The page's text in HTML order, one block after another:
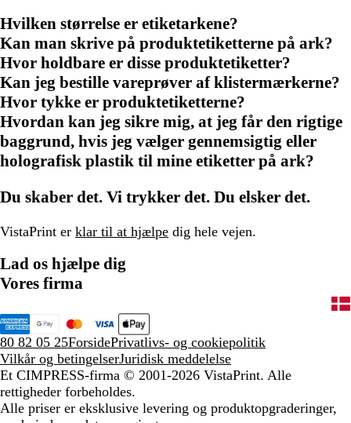
Hvilken størrelse er etiketarkene?
Kan man skrive på produktetiketterne på ark?
Hvor holdbare er disse produktetiketter?
Kan jeg bestille vareprøver af klistermærkerne?
Hvor tykke er produktetiketterne?
Hvordan kan jeg sikre mig, at jeg får den rigtige
baggrund, hvis jeg vælger gennemsigtig eller
holografisk plastik til mine etiketter på ark?
Du skaber det. Vi trykker det. Du elsker det.
VistaPrint er klar til at hjælpe dig hele vejen.
Lad os hjælpe dig
Vores firma
80 82 05 25ForsidePrivatlivs- og cookiepolitik
Vilkår og betingelserJuridisk meddelelse
Et CIMPRESS-firma © 2001-2026 VistaPrint. Alle
rettigheder forbeholdes.
Alle priser er eksklusive levering og produktopgraderinger,